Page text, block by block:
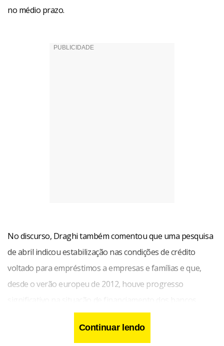
no médio prazo.
No discurso, Draghi também comentou que uma pesquisa
de abril indicou estabilização nas condições de crédito
voltado para empréstimos a empresas e famílias e que,
desde o verão europeu de 2012, houve progresso
“Para garantir a transmissão adequada da política
monetária para as condições de financiamento nos países
Continuar lendo